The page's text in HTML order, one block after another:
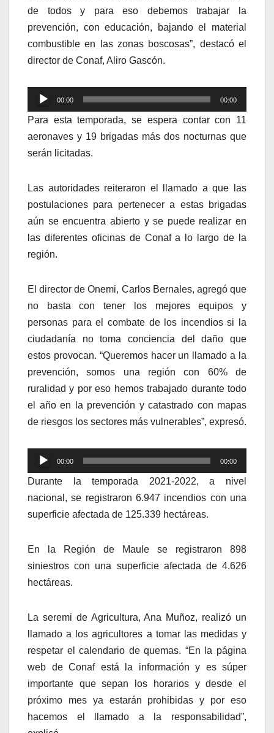
de todos y para eso debemos trabajar la
prevención, con educación, bajando el material
combustible en las zonas boscosas”, destacó el
director de Conaf, Aliro Gascón.
Reproductor
de
00:00 00:00
Para esta temporada, se espera contar con 11
aeronaves y 19 brigadas más dos nocturnas que
serán licitadas.
Las autoridades reiteraron el llamado a que las
postulaciones para pertenecer a estas brigadas
aún se encuentra abierto y se puede realizar en
las diferentes oficinas de Conaf a lo largo de la
región.
El director de Onemi, Carlos Bernales, agregó que
no basta con tener los mejores equipos y
personas para el combate de los incendios si la
ciudadanía no toma conciencia del daño que
estos provocan. “Queremos hacer un llamado a la
prevención, somos una región con 60% de
ruralidad y por eso hemos trabajado durante todo
el año en la prevención y catastrado con mapas
de riesgos los sectores más vulnerables”, expresó.
Reproductor
de
00:00 00:00
Durante la temporada 2021-2022, a nivel
nacional, se registraron 6.947 incendios con una
superficie afectada de 125.339 hectáreas.
En la Región de Maule se registraron 898
siniestros con una superficie afectada de 4.626
hectáreas.
La seremi de Agricultura, Ana Muñoz, realizó un
llamado a los agricultores a tomar las medidas y
respetar el calendario de quemas. “En la página
web de Conaf está la información y es súper
importante que sepan los horarios y desde el
próximo mes ya estarán prohibidas y por eso
hacemos el llamado a la responsabilidad”,